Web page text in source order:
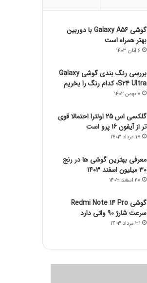
گوشی Galaxy A56 با دوربین
بهتر همراه است
6 آبان 1403
بررسی رنگ بندی گوشی Galaxy
S24 Ultra؛ کدام رنگ را بخریم
8 بهمن 1402
گلکسی اس 25 اولترا احتمالا قوی
تر از آیفون 16 پرو است
17 مرداد 1403
معرفی بهترین گوشی ها در رنج
۳۰ میلیون اسفند 1403
28 اسفند 1403
گوشی Redmi Note 14 Pro
سرعت شارژ 90 واتی دارد
31 مرداد 1403